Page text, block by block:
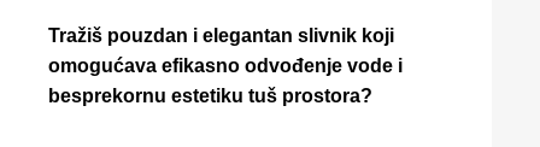
Tražiš pouzdan i elegantan slivnik koji
omogućava efikasno odvođenje vode i
besprekornu estetiku tuš prostora?